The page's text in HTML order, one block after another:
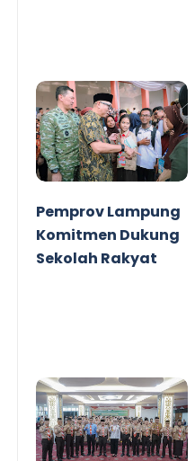
Pemprov Lampung
Komitmen Dukung
Sekolah Rakyat